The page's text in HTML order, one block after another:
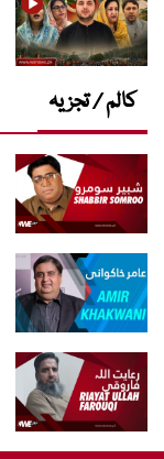
کالم / تجزیہ